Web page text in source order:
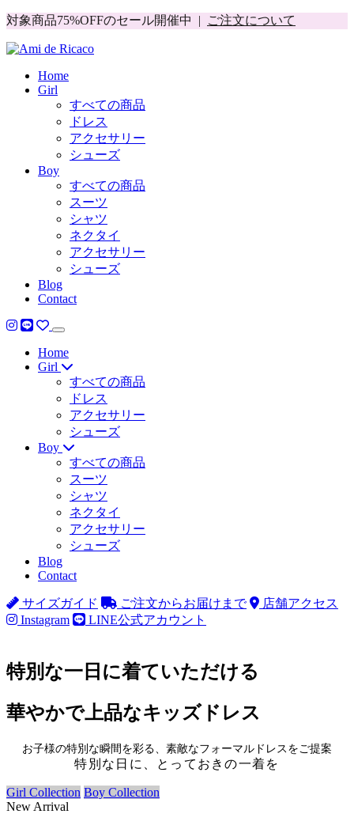
対象商品75%OFFのセール開催中 | ご注文について
Home
Girl
すべての商品
ドレス
アクセサリー
シューズ
Boy
すべての商品
スーツ
シャツ
ネクタイ
アクセサリー
シューズ
Blog
Contact
Home
Girl
すべての商品
ドレス
アクセサリー
シューズ
Boy
すべての商品
スーツ
シャツ
ネクタイ
アクセサリー
シューズ
Blog
Contact
サイズガイド ご注文からお届けまで
店舗アクセス
Instagram
LINE公式アカウント
特別な一日に着ていただける
華やかで上品なキッズドレス
お子様の特別な瞬間を彩る、素敵なフォーマルドレスをご提案
特別な日に、とっておきの一着を
Girl Collection Boy Collection
New Arrival